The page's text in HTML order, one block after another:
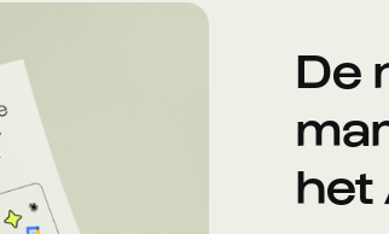
De
het